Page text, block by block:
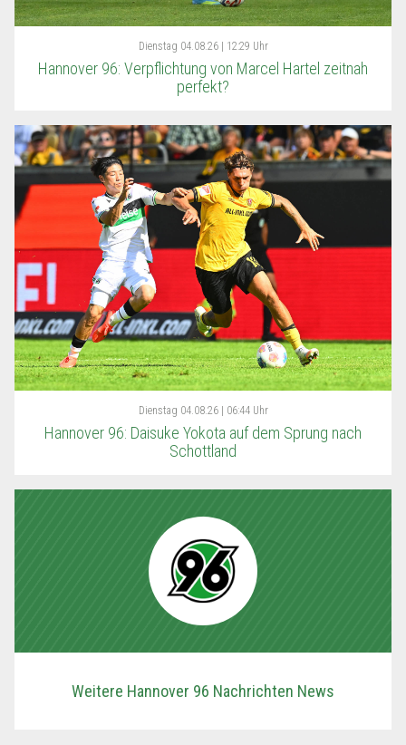
Dienstag 04.08.26 | 12:29 Uhr
Hannover 96: Verpflichtung von Marcel Hartel zeitnah
perfekt?
Dienstag 04.08.26 | 06:44 Uhr
Hannover 96: Daisuke Yokota auf dem Sprung nach
Schottland
Weitere Hannover 96 Nachrichten News